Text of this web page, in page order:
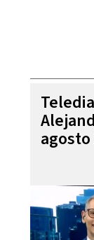
agosto